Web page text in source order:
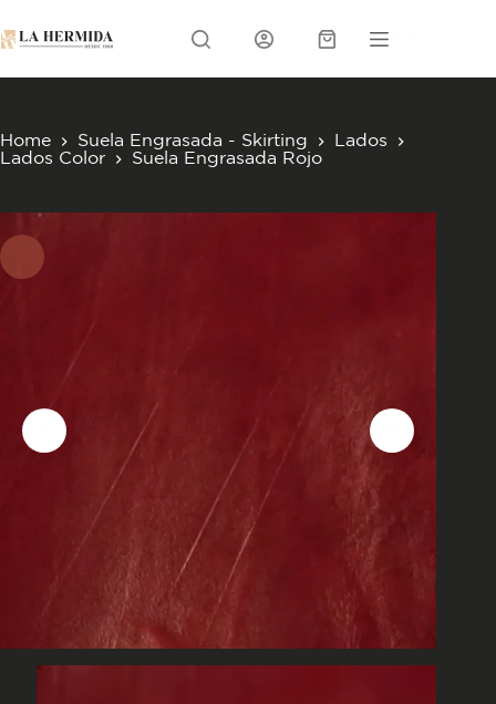
content
Carrito
Home Suela Engrasada - Skirting
Lados
Lados Color
Suela Engrasada Rojo